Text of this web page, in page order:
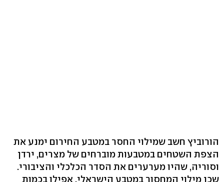
הורוביץ חשב שמילוי החסר במטבע החירום ימנע את
הצפת השטחים במטבעות מוברחים של מצרים, ירדן
וסוריה, שהיו מערערים את הסדר הכלכלי והציבורי.
שכן מילוי המחסור במטבע הישראלי, אפילו בכמות